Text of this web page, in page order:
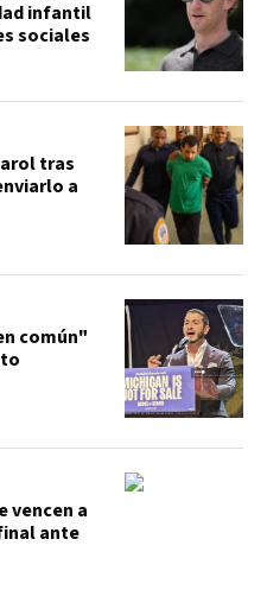
infantil
sociales
tras
a
común"
vencen a
ante